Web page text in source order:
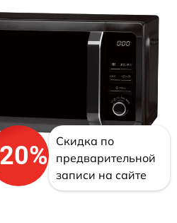
Скидка по
предварительной
записи на сайте